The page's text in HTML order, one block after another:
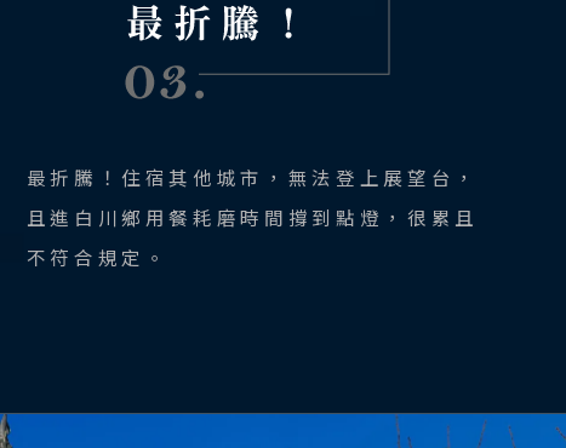
最折騰！住宿其他城市，無法登上展望台，
且進白川鄉用餐耗磨時間撐到點燈，很累且
不符合規定。